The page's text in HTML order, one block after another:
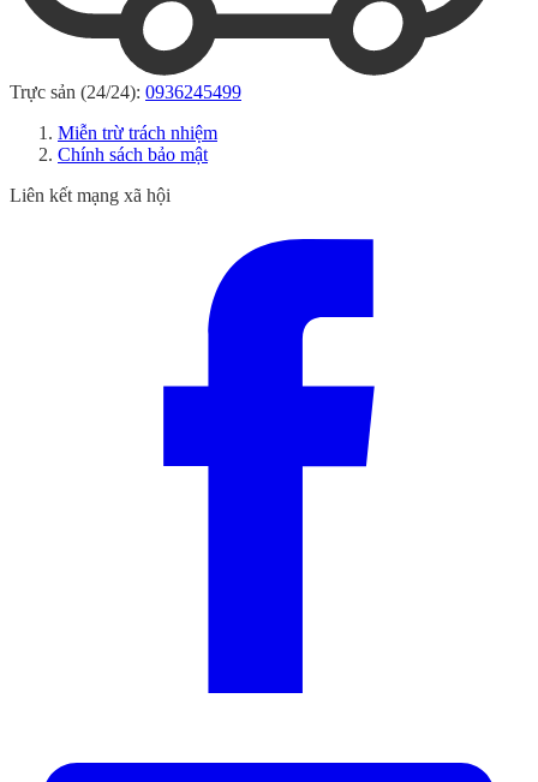
Trực sản (24/24): 0936245499
Miễn trừ trách nhiệm
Chính sách bảo mật
Liên kết mạng xã hội